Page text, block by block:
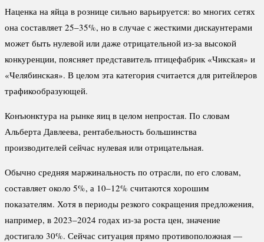
Наценка на яйца в рознице сильно варьируется: во многих сетях
она составляет 25–35%, но в случае с жесткими дискаунтерами
может быть нулевой или даже отрицательной из-за высокой
конкуренции, поясняет представитель птицефабрик «Чикская» и
«Челябинская». В целом эта категория считается для ритейлеров
трафикообразующей.
Конъюнктура на рынке яиц в целом непростая. По словам
Альберта Давлеева, рентабельность большинства
производителей сейчас нулевая или отрицательная.
Обычно средняя маржинальность по отрасли, по его словам,
составляет около 5%, а 10–12% считаются хорошим
показателям. Хотя в периоды резкого сокращения предложения,
например, в 2023–2024 годах из-за роста цен, значение
достигало 30%. Сейчас ситуация прямо противоположная —